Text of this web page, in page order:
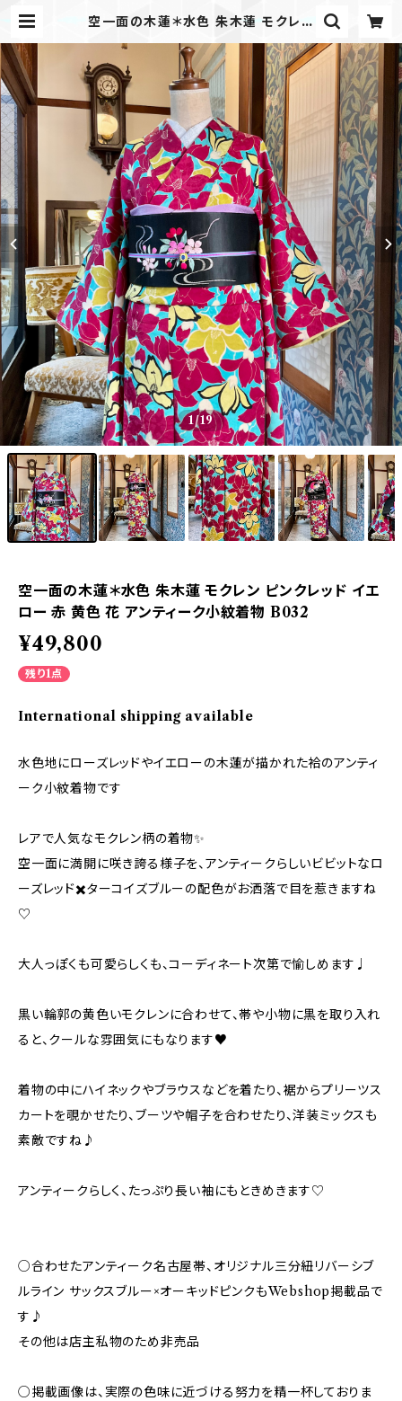
空一面の木蓮＊水色 朱木蓮 モクレン
ンティーク小紋着物 B032 | kimon
o tento
1/19
空一面の木蓮＊水色 朱木蓮 モクレン ピンクレッド イエ
ロー 赤 黄色 花 アンティーク小紋着物 B032
¥49,800
残り1点
International shipping available
水色地にローズレッドやイエローの木蓮が描かれた袷のアンティ
ーク小紋着物です
レアで人気なモクレン柄の着物✨️
空一面に満開に咲き誇る様子を、アンティークらしいビビットなロ
ーズレッド✖️ターコイズブルーの配色がお洒落で目を惹きますね
♡
大人っぽくも可愛らしくも、コーディネート次第で愉しめます♩
黒い輪郭の黄色いモクレンに合わせて、帯や小物に黒を取り入れ
ると、クールな雰囲気にもなります♥
着物の中にハイネックやブラウスなどを着たり、裾からプリーツス
カートを覗かせたり、ブーツや帽子を合わせたり、洋装ミックスも
素敵ですね♪
アンティークらしく、たっぷり長い袖にもときめきます♡
○合わせたアンティーク名古屋帯、オリジナル三分紐リバーシブ
ルライン サックスブルー×オーキッドピンクもWebshop掲載品で
す♪
その他は店主私物のため非売品
○掲載画像は、実際の色味に近づける努力を精一杯しておりま